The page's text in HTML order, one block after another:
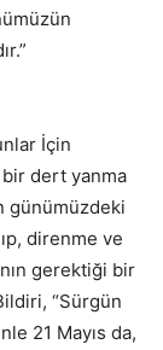
İçin
bir dert yanma
günümüzdeki
direnme ve
gerektiği bir
“Sürgün
21 Mayıs da,